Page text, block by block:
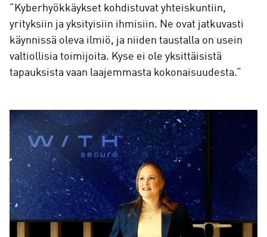
”Kyberhyökkäykset kohdistuvat yhteiskuntiin,
yrityksiin ja yksityisiin ihmisiin. Ne ovat jatkuvasti
käynnissä oleva ilmiö, ja niiden taustalla on usein
valtiollisia toimijoita. Kyse ei ole yksittäisistä
tapauksista vaan laajemmasta kokonaisuudesta.”